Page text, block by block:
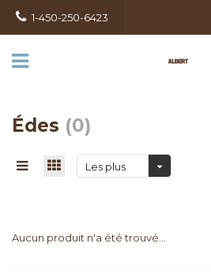
1-450-250-6423
Édes (0)
Les plus
Aucun produit n'a été trouvé...